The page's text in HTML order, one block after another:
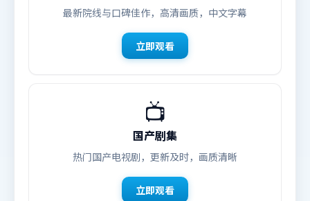
最新院线与口碑佳作，高清画质，中文字幕
立即观看
📺
国产剧集
热门国产电视剧，更新及时，画质清晰
立即观看